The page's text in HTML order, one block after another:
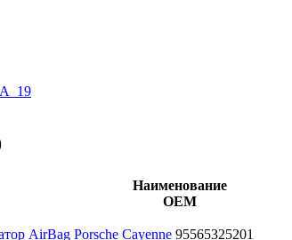
Наименование
ОЕМ
AirBag Porsche Cayenne 95565325201